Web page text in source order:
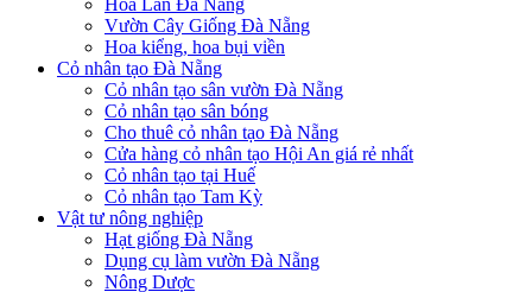
Hoa Lan Đà Nẵng
Vườn Cây Giống Đà Nẵng
Hoa kiểng, hoa bụi viền
Cỏ nhân tạo Đà Nẵng
Cỏ nhân tạo sân vườn Đà Nẵng
Cỏ nhân tạo sân bóng
Cho thuê cỏ nhân tạo Đà Nẵng
Cửa hàng cỏ nhân tạo Hội An giá rẻ nhất
Cỏ nhân tạo tại Huế
Cỏ nhân tạo Tam Kỳ
Vật tư nông nghiệp
Hạt giống Đà Nẵng
Dụng cụ làm vườn Đà Nẵng
Nông Dược